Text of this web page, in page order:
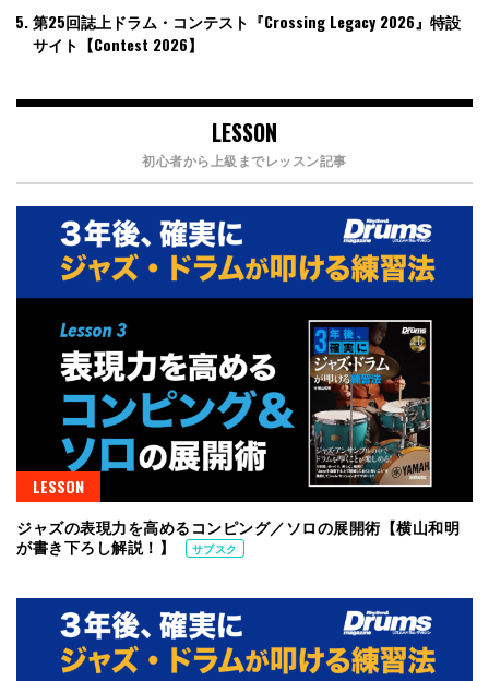
第25回誌上ドラム・コンテスト『Crossing Legacy 2026』特設
サイト【Contest 2026】
LESSON
初心者から上級までレッスン記事
LESSON
ジャズの表現力を高めるコンピング／ソロの展開術【横山和明
が書き下ろし解説！】
サブスク